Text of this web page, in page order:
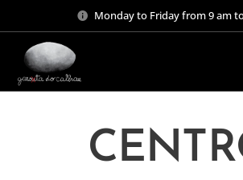
Monday to Friday from 9 am